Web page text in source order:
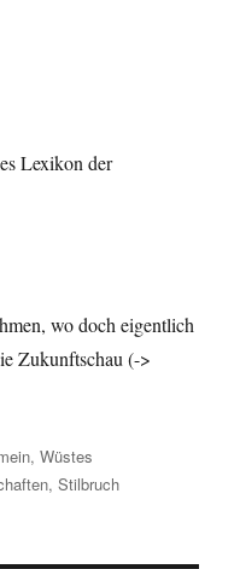
Lexikon der
wo doch eigentlich
Zukunftschau (->
,Wüstes
,Stilbruch